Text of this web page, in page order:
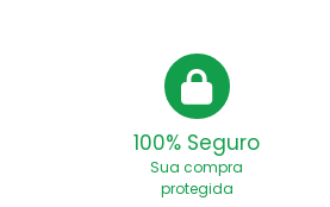
100% Seguro
Sua compra
protegida